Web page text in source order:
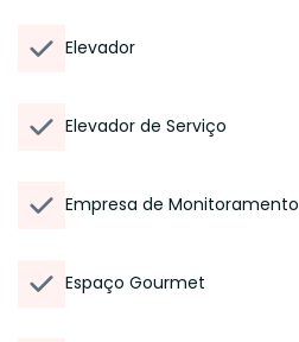
Elevador
Elevador de Serviço
Empresa de Monitoramento
Espaço Gourmet